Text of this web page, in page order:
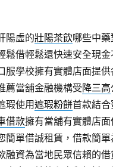
陽虛的壯陽茶飲哪些中
鬆借輕鬆還快速安全現
服學校擁有實體店面提供
薦當舖金融機構受降三高
瑕使用遮瑕粉餅首款結
借款擁有當舖有實體店
簡單借誠租賃，借款簡
融資為當地民眾信賴的